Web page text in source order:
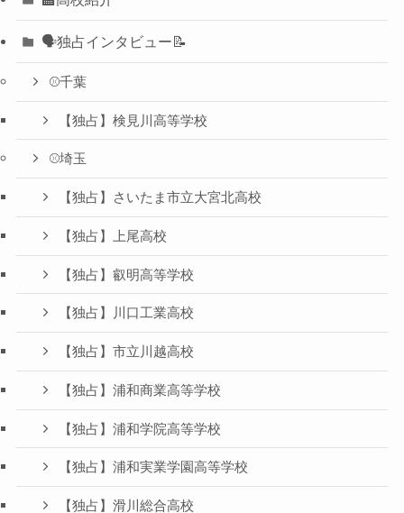
🗣️独占インタビュー📝
⚾️千葉
【独占】検見川高等学校
⚾️埼玉
【独占】さいたま市立大宮北高校
【独占】上尾高校
【独占】叡明高等学校
【独占】川口工業高校
【独占】市立川越高校
【独占】浦和商業高等学校
【独占】浦和学院高等学校
【独占】浦和実業学園高等学校
【独占】滑川総合高校